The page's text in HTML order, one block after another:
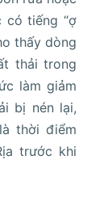
có tiếng “ợ
thấy dòng
thải trong
làm giảm
bị nén lại,
thời điểm
trước khi